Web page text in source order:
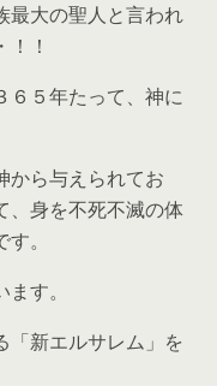
最大の聖人と言われ
！
６５年たって、神に
から与えられてお
、身を不死不滅の体
。
す。
「新エルサレム」を